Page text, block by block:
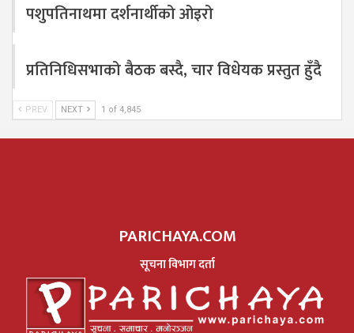
पशुपतिनाथमा दर्शनार्थीको ओइरो
प्रतिनिधिसभाको बैठक बस्दै, चार विधेयक प्रस्तुत हुँदै
PREV NEXT 1 of 4,845
PARICHAYA.COM
सूचना विभाग दर्ता